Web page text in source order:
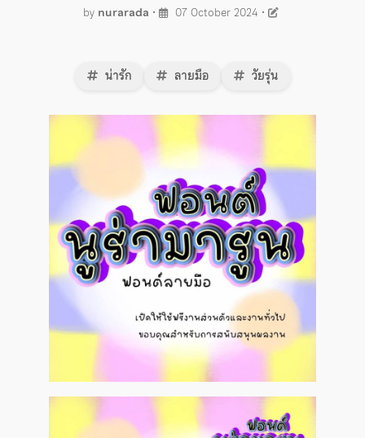
by nurarada • 07 October 2024 •
น่ารัก ลายมือ วัยรุ่น